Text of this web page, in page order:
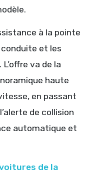
à la pointe
et les
va de la
haute
en passant
de collision
automatique et
de la